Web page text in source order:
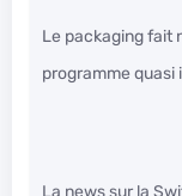
Le packaging fait
programme quasi
La news sur la